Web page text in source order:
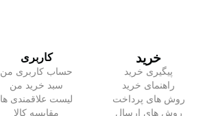
خرید
پیگیری خرید
راهنمای خرید
روش های پرداخت
روش های ارسال
کاربری
حساب کاربری من
سبد خرید من
لیست علاقمندی ها
مقایسه کالا